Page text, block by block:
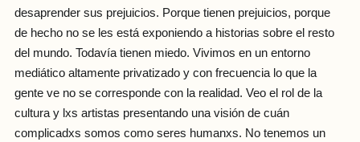
desaprender sus prejuicios. Porque tienen prejuicios, porque
de hecho no se les está exponiendo a historias sobre el resto
del mundo. Todavía tienen miedo. Vivimos en un entorno
mediático altamente privatizado y con frecuencia lo que la
gente ve no se corresponde con la realidad. Veo el rol de la
cultura y lxs artistas presentando una visión de cuán
complicadxs somos como seres humanxs. No tenemos un